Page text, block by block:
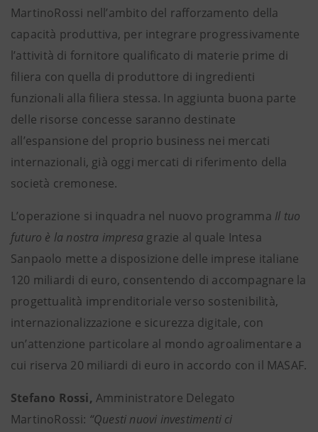
MartinoRossi nell’ambito del rafforzamento della
capacità produttiva, per integrare progressivamente
l’attività di fornitore qualificato di materie prime di
filiera con quella di produttore di ingredienti
funzionali alla filiera stessa. In aggiunta buona parte
delle risorse concesse saranno destinate
all’espansione del proprio business nei mercati
internazionali, già oggi mercati di riferimento della
società cremonese.
L’operazione si inquadra nel nuovo programma Il tuo
futuro è la nostra impresa grazie al quale Intesa
Sanpaolo mette a disposizione delle imprese italiane
120 miliardi di euro, consentendo di accompagnare la
progettualità imprenditoriale verso sostenibilità,
internazionalizzazione e sicurezza digitale, con
un’attenzione particolare al mondo agroalimentare a
cui riserva 20 miliardi di euro in accordo con il MASAF.
Stefano Rossi, Amministratore Delegato
MartinoRossi: “Questi nuovi investimenti ci